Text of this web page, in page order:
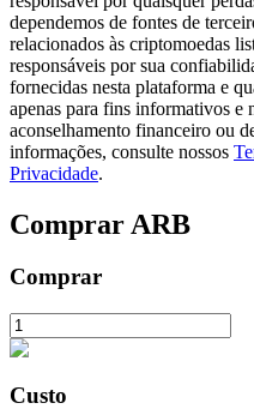
Investimento Automático
Obtenha lucro a longo
Aprenda a apostar
dependemos de fontes de
relacionados às criptomoedas
responsáveis por sua
fornecidas nesta plataforma e
apenas para fins informativos e
aconselhamento financeiro ou
informações, consulte nossos
Privacidade.
Comprar ARB
Comprar
Custo